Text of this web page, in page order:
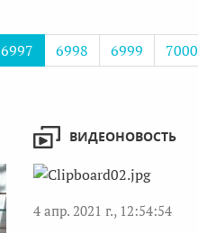
6997 6998 6999 7000
ВИДЕОНОВОСТЬ
4 апр. 2021 г., 12:54:54